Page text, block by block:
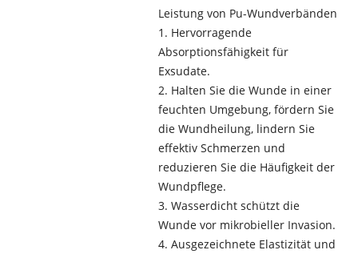
Leistung von Pu-Wundverbänden
1. Hervorragende
Absorptionsfähigkeit für
Exsudate.
2. Halten Sie die Wunde in einer
feuchten Umgebung, fördern Sie
die Wundheilung, lindern Sie
effektiv Schmerzen und
reduzieren Sie die Häufigkeit der
Wundpflege.
3. Wasserdicht schützt die
Wunde vor mikrobieller Invasion.
4. Ausgezeichnete Elastizität und